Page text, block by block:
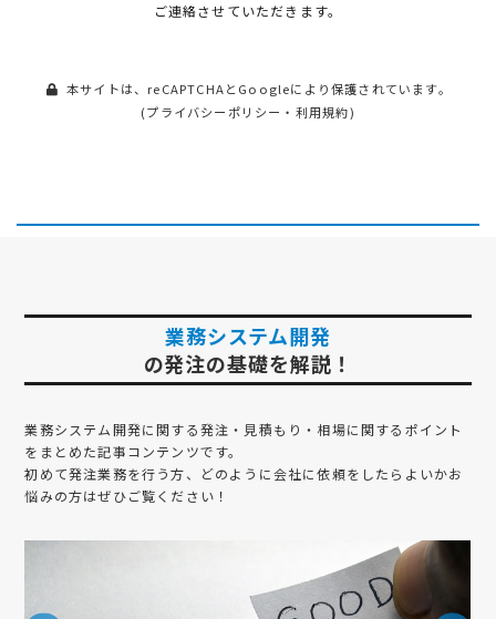
ご連絡させていただきます。
本サイトは、reCAPTCHAとGoogleにより保護されています。
(プライバシーポリシー ・ 利用規約)
業務システム開発
の発注の基礎を解説！
業務システム開発に関する発注・見積もり・相場に関するポイント
をまとめた記事コンテンツです。
初めて発注業務を行う方、どのように会社に依頼をしたらよいかお
悩みの方はぜひご覧ください！